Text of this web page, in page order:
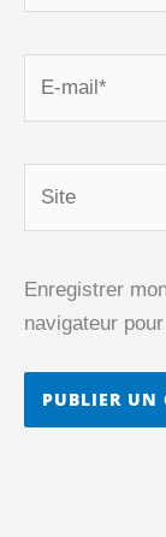
Enregistrer
navigateur